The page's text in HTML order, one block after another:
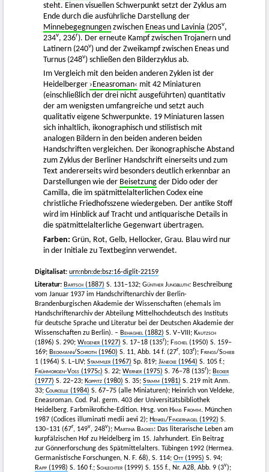
steht. Einen visuellen Schwerpunkt setzt der Zyklus am
Ende durch die ausführliche Darstellung der
Minnebegegnungen zwischen Eneas und Lavinia (205v,
234v, 236r). Der erneute Kampf zwischen Trojanern und
Latinern (240v) und der Zweikampf zwischen Eneas und
Turnus (248v) schließen den Bilderzyklus ab.
Im Vergleich mit den beiden anderen Zyklen ist der
Heidelberger ›Eneasroman‹ mit 42 Miniaturen
(einschließlich der drei nicht ausgeführten) quantitativ
der am wenigsten umfangreiche und setzt auch
qualitativ eigene Schwerpunkte. 19 Miniaturen lassen
sich inhaltlich, ikonographisch und stilistisch mit
analogen Bildern in den beiden anderen beiden
Handschriften vergleichen. Der ikonographische Abstand
zum Zyklus der Berliner Handschrift einerseits und zum
Text andererseits wird besonders deutlich erkennbar an
Darstellungen wie der Beisetzung der Dido oder der
Camilla, die im spätmittelalterlichen Codex eine
christliche Friedhofsszene wiedergeben. Der antike Stoff
wird im Hinblick auf Tracht und antiquarische Details in
die spätmittelalterliche Gegenwart übertragen.
Farben: Grün, Rot, Gelb, Hellocker, Grau. Blau wird nur
in der Initiale zu Textbeginn verwendet.
Digitalisat: urn:nbn:de:bsz:16-diglit-22159
Literatur: Bartsch (1887) S. 131–132; Günther Jungbluth: Beschreibung
vom Januar 1937 im Handschriftenarchiv der Berlin-
Brandenburgischen Akademie der Wissenschaften (ehemals im
Handschriftenarchiv der Abteilung Mittelhochdeutsch des Instituts
für deutsche Sprache und Literatur bei der Deutschen Akademie der
Wissenschaften zu Berlin). – Behaghel(1882) S. V–VIII; Kautzsch
(1896) S. 290; Wegener (1927) S. 17–18 (135r); Fischel(1950) S. 159–
169; Beckmann/Schroth (1960) S. 11, Abb. 14 f. (27r, 103r); Frings/Schieb
1 (1964) S. L–LIV; Stammler (1967) Sp. 819; Jänecke (1964) S. 105 f.;
Frühmorgen-Voss (1975c) S. 22; Werner (1975) S. 76–78 (135r); Becker
(1977) S. 22–23; Koppitz (1980) S. 35; Stamm (1981) S. 219 mit Anm.
33; Courcelle (1984) S. 67–75 (alle Miniaturen); Heinrich von Veldeke,
Eneasroman. Cod. Pal. germ. 403 der Universitätsbibliothek
Heidelberg. Farbmikrofiche-Edition. Hrsg. von Hans Fromm. München
1987 (Codices illuminati medii aevi 2); Henkel/Fingernagel(1992) S.
130–131 (67r, 149v, 248v); Martina Backes: Das literarische Leben am
kurpfälzischen Hof zu Heidelberg im 15. Jahrhundert. Ein Beitrag
zur Gönnerforschung des Spätmittelalters. Tübingen 1992 (Hermea.
Germanistische Forschungen, N. F. 68), S. 114; Ott (1995) S. 94;
Rapp (1998) S. 160 f.; Schlechter (1999) S. 155 f., Nr. A28, Abb. 9 (3v);